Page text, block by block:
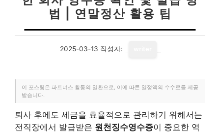
법 | 연말정산 활용 팁
2025-03-13 작성자:
이 포스팅은 파트너스 활동의 일환으로, 이에 따른 일정액의 수수료를 제공
받습니다.
퇴사 후에도 세금을 효율적으로 관리하기 위해서는
전직장에서 발급받은 원천징수영수증이 중요한 역